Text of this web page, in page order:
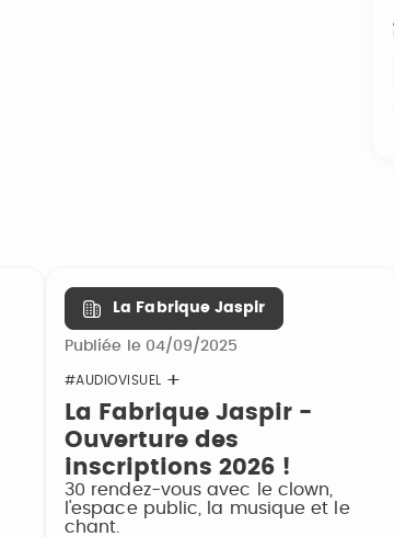
La Fabrique Jaspir
Publiée le 04/09/2025
#AUDIOVISUEL
La Fabrique Jaspir -
Ouverture des
inscriptions 2026 !
30 rendez-vous avec le clown,
l'espace public, la musique et le
chant.